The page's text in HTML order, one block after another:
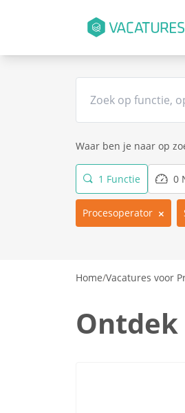
Waar ben je naar op
1 Functie 0
Procesoperator
Home/Vacatures voor
Ontdek